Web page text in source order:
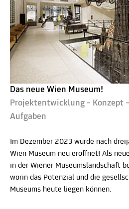
Das neue Wien Museum!
Projektentwicklung – Konzept
Aufgaben
Im Dezember 2023 wurde nach
Wien Museum neu eröffnet! Als
in der Wiener Museumslandschaft
worin das Potenzial und die
Museums heute liegen können.